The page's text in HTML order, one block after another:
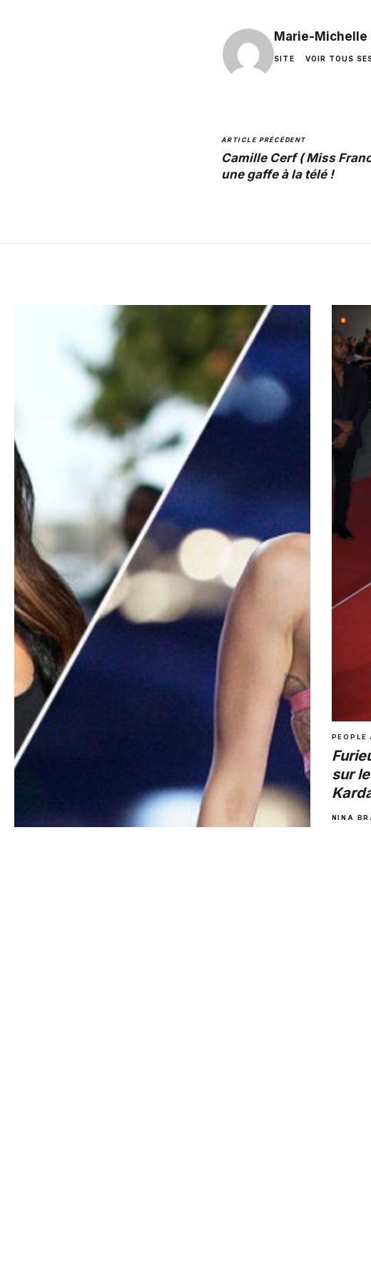
Marie-Michelle
SITE VOIR TOUS
ARTICLE PRÉCÉDENT
Camille Cerf ( Miss
une gaffe à la télé !
PEOPLE
sur
NINA